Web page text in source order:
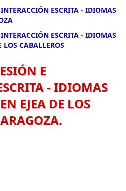
ESCRITA - IDIOMAS
ESCRITA - IDIOMAS
LOS CABALLEROS
E
- IDIOMAS
EJEA DE LOS